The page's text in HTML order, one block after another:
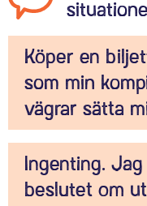
Köper en
som min
vägrar sätta
Det är viktigt att
orättvisor! Men det
konsekvenserna,
Ingenting.
beslutet om